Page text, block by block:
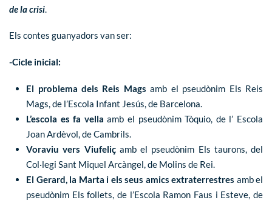
de la crisi
Els contes guanyadors van ser:
-Cicle inicial:
El problema dels Reis Magsamb el pseudònim Els Reis
Mags, de l’Escola Infant Jesús, de Barcelona.
L’escola es fa vellaamb el pseudònim Tòquio, de l’ Escola
Joan Ardèvol, de Cambrils.
Voraviu vers Viufeliç amb el pseudònim Els taurons, del
Col·legi Sant Miquel Arcàngel, de Molins de Rei.
El Gerard, la Marta i els seus amics extraterrestres amb el
pseudònim Els follets, de l’Escola Ramon Faus i Esteve, de